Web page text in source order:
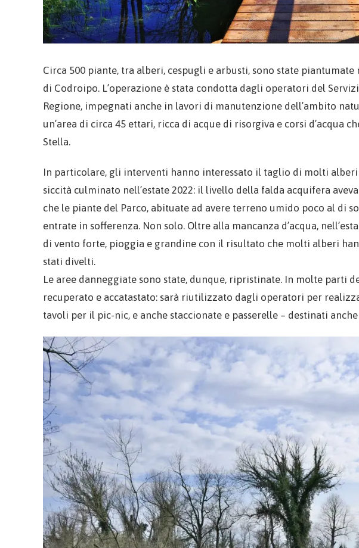
Circa 500 piante, tra alberi, cespugli e arbusti, sono state
di Codroipo. L’operazione è stata condotta dagli operatori del
Regione, impegnati anche in lavori di manutenzione dell’ambito
un’area di circa 45 ettari, ricca di acque di risorgiva e corsi d’acqua
Stella.
In particolare, gli interventi hanno interessato il taglio di molti alberi
siccità culminato nell’estate 2022: il livello della falda acquifera
che le piante del Parco, abituate ad avere terreno umido poco al di
entrate in sofferenza. Non solo. Oltre alla mancanza d’acqua,
di vento forte, pioggia e grandine con il risultato che molti alberi
stati divelti.
Le aree danneggiate sono state, dunque, ripristinate. In molte parti
recuperato e accatastato: sarà riutilizzato dagli operatori per
tavoli per il pic-nic, e anche staccionate e passerelle – destinati